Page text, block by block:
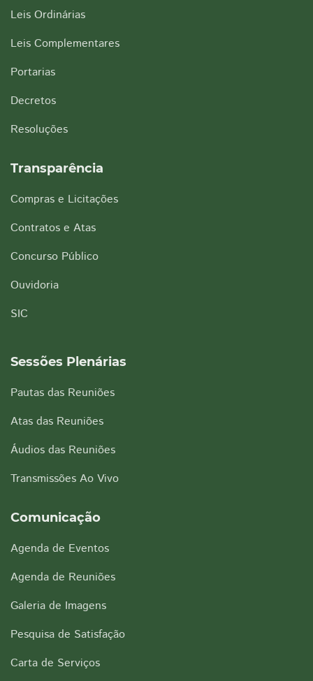
Leis Ordinárias
Leis Complementares
Portarias
Decretos
Resoluções
Transparência
Compras e Licitações
Contratos e Atas
Concurso Público
Ouvidoria
SIC
Sessões Plenárias
Pautas das Reuniões
Atas das Reuniões
Áudios das Reuniões
Transmissões Ao Vivo
Comunicação
Agenda de Eventos
Agenda de Reuniões
Galeria de Imagens
Pesquisa de Satisfação
Carta de Serviços